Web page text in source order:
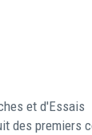
et d'Essais
des premiers